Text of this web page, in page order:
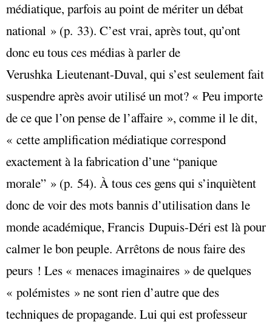
médiatique, parfois au point de mériter un débat
national » (p. 33). C’est vrai, après tout, qu’ont
donc eu tous ces médias à parler de
Verushka Lieutenant-Duval, qui s’est seulement fait
suspendre après avoir utilisé un mot? « Peu importe
de ce que l’on pense de l’affaire », comme il le dit,
« cette amplification médiatique correspond
exactement à la fabrication d’une “panique
morale” » (p. 54). À tous ces gens qui s’inquiètent
donc de voir des mots bannis d’utilisation dans le
monde académique, Francis Dupuis-Déri est là pour
calmer le bon peuple. Arrêtons de nous faire des
peurs ! Les « menaces imaginaires » de quelques
« polémistes » ne sont rien d’autre que des
techniques de propagande. Lui qui est professeur